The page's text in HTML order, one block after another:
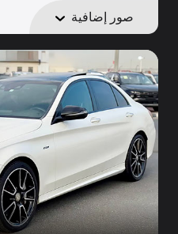
صور إضافية